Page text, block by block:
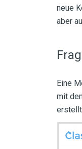
neue
aber
Eine
mit